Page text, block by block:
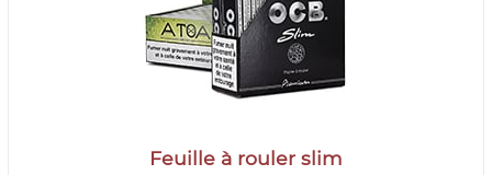
Feuille à rouler slim